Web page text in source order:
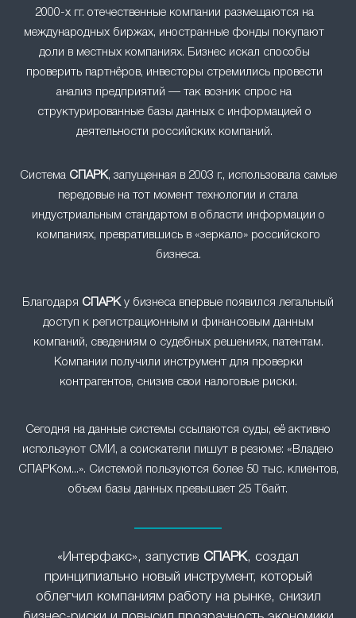
2000-х гг. отечественные компании размещаются на
международных биржах, иностранные фонды покупают
доли в местных компаниях. Бизнес искал способы
проверить партнёров, инвесторы стремились провести
анализ предприятий — так возник спрос на
структурированные базы данных с информацией о
деятельности российских компаний.
Система СПАРК, запущенная в 2003 г., использовала самые
передовые на тот момент технологии и стала
индустриальным стандартом в области информации о
компаниях, превратившись в «зеркало» российского
бизнеса.
Благодаря СПАРКу бизнеса впервые появился легальный
доступ к регистрационным и финансовым данным
компаний, сведениям о судебных решениях, патентам.
Компании получили инструмент для проверки
контрагентов, снизив свои налоговые риски.
Сегодня на данные системы ссылаются суды, её активно
используют СМИ, а соискатели пишут в резюме: «Владею
СПАРКом...». Системой пользуются более 50 тыс. клиентов,
объем базы данных превышает 25 Тбайт.
«Интерфакс», запустив СПАРК, создал
принципиально новый инструмент, который
облегчил компаниям работу на рынке, снизил